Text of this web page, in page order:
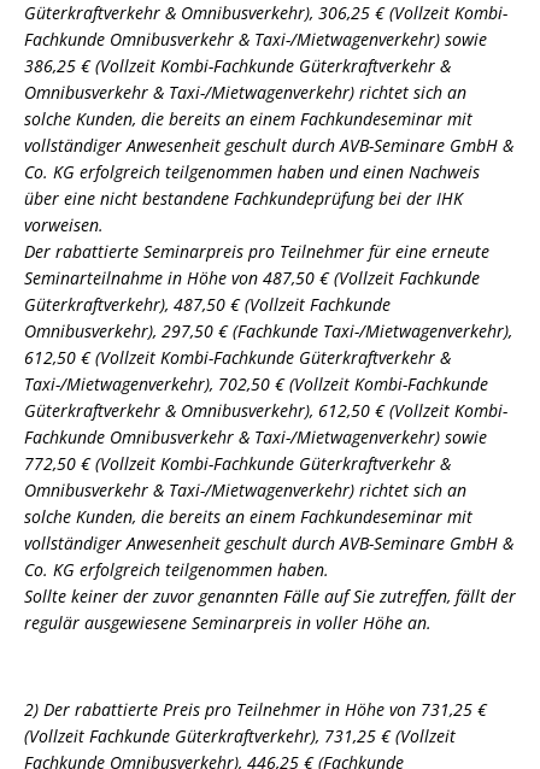
Güterkraftverkehr & Omnibusverkehr), 306,25 € (Vollzeit Kombi-
Fachkunde Omnibusverkehr & Taxi-/Mietwagenverkehr) sowie
386,25 € (Vollzeit Kombi-Fachkunde Güterkraftverkehr &
Omnibusverkehr & Taxi-/Mietwagenverkehr) richtet sich an
solche Kunden, die bereits an einem Fachkundeseminar mit
vollständiger Anwesenheit geschult durch AVB-Seminare GmbH &
Co. KG erfolgreich teilgenommen haben und einen Nachweis
über eine nicht bestandene Fachkundeprüfung bei der IHK
vorweisen.
Der rabattierte Seminarpreis pro Teilnehmer für eine erneute
Seminarteilnahme in Höhe von 487,50 € (Vollzeit Fachkunde
Güterkraftverkehr), 487,50 € (Vollzeit Fachkunde
Omnibusverkehr), 297,50 € (Fachkunde Taxi-/Mietwagenverkehr),
612,50 € (Vollzeit Kombi-Fachkunde Güterkraftverkehr &
Taxi-/Mietwagenverkehr), 702,50 € (Vollzeit Kombi-Fachkunde
Güterkraftverkehr & Omnibusverkehr), 612,50 € (Vollzeit Kombi-
Fachkunde Omnibusverkehr & Taxi-/Mietwagenverkehr) sowie
772,50 € (Vollzeit Kombi-Fachkunde Güterkraftverkehr &
Omnibusverkehr & Taxi-/Mietwagenverkehr) richtet sich an
solche Kunden, die bereits an einem Fachkundeseminar mit
vollständiger Anwesenheit geschult durch AVB-Seminare GmbH &
Co. KG erfolgreich teilgenommen haben.
Sollte keiner der zuvor genannten Fälle auf Sie zutreffen, fällt der
regulär ausgewiesene Seminarpreis in voller Höhe an.
2) Der rabattierte Preis pro Teilnehmer in Höhe von 731,25 €
(Vollzeit Fachkunde Güterkraftverkehr), 731,25 € (Vollzeit
Fachkunde Omnibusverkehr), 446,25 € (Fachkunde